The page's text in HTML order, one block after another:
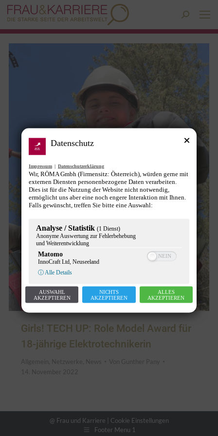
Search:
Girls! TECH UP: Role Model Award für
18-jährige Elektrotechnikerin
Allgemein Netzwerke News Von Gunther Pany
14. November 2022
@ Frau und Karriere | Cookie Einstellungen
Footer Menu 1
Datenschutz
Impressum | Datenschutzerklärung
Wir, RÖMA Gmbh (Firmensitz: Österreich), würden gerne mit
externen Diensten personenbezogene Daten verarbeiten.
Dies ist für die Nutzung der Website nicht notwendig,
ermöglicht uns aber eine noch engere Interaktion mit Ihnen.
Falls gewünscht, treffen Sie bitte eine Auswahl:
Analyse / Statistik (1 Dienst)
Anonyme Auswertung zur Fehlerbehebung
und Weiterentwicklung
Matomo
InnoCraft Ltd, Neuseeland
ⓘ Alle Details
AUSWAHL
AKZEPTIEREN
NICHTS
AKZEPTIEREN
ALLES
AKZEPTIEREN